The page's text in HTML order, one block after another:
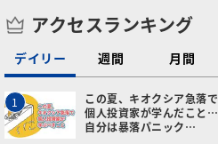
ールで送る
アクセスランキング
デイリー 週間 月間
1
この夏、キオクシア急落で
個人投資家が学んだこと…
自分は暴落パニック…